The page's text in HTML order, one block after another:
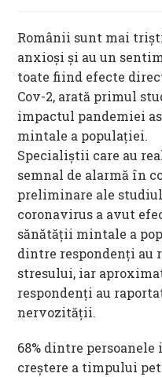
Românii sunt mai
anxioși și au un
toate fiind efecte
Cov-2, arată primul
impactul pandemiei
mintale a populației.
Specialiștii care au
semnal de alarmă în
preliminare ale
coronavirus a avut
sănătății mintale a
dintre respondenți au
stresului, iar
respondenți au
nervozității.
68% dintre
creștere a timpului